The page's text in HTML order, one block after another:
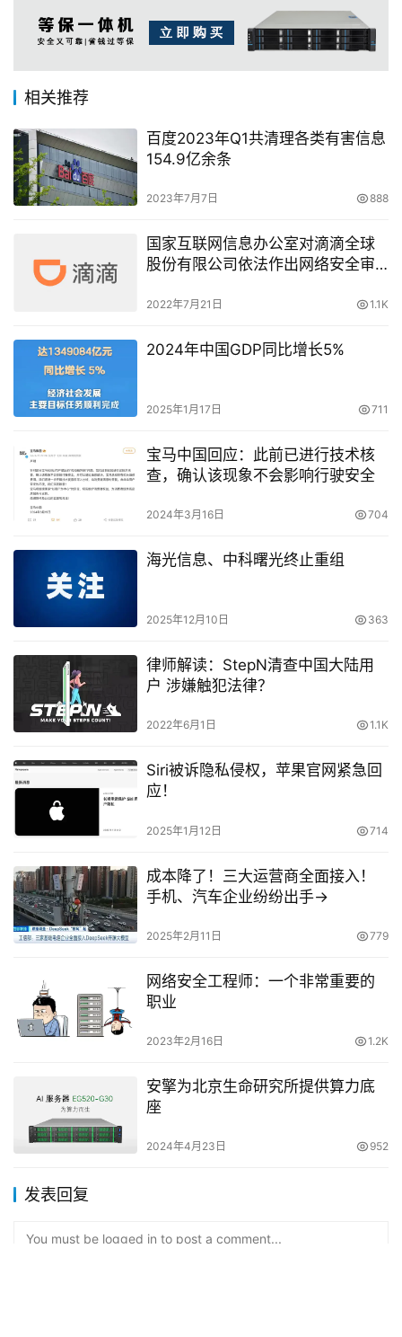
相关推荐
百度2023年Q1共清理各类有害信息
154.9亿余条
2023年7月7日 888
国家互联网信息办公室对滴滴全球
股份有限公司依法作出网络安全审
2022年7月21日 1.1K
2024年中国GDP同比增长5%
2025年1月17日 711
宝马中国回应：此前已进行技术核
查，确认该现象不会影响行驶安全
2024年3月16日 704
海光信息、中科曙光终止重组
2025年12月10日 363
律师解读：StepN清查中国大陆用
户 涉嫌触犯法律？
2022年6月1日 1.1K
Siri被诉隐私侵权，苹果官网紧急回
应！
2025年1月12日 714
成本降了！三大运营商全面接入！
手机、汽车企业纷纷出手→
2025年2月11日 779
网络安全工程师：一个非常重要的
职业
2023年2月16日 1.2K
安擎为北京生命研究所提供算力底
座
2024年4月23日 952
发表回复
You must be logged in to post a comment...